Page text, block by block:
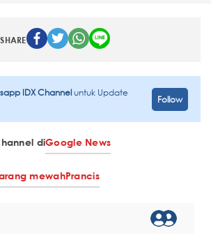
SHARE
IDX Channeluntuk Update
Follow
diGoogle News
mewahPrancis